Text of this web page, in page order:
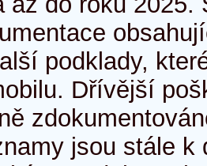
podklady,
Dřívější
jsou stále k